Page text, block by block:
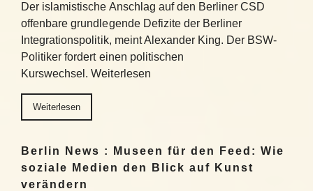
Der islamistische Anschlag auf den Berliner CSD
offenbare grundlegende Defizite der Berliner
Integrationspolitik, meint Alexander King. Der BSW-
Politiker fordert einen politischen
Kurswechsel. Weiterlesen
Weiterlesen
Berlin News : Museen für den Feed: Wie
soziale Medien den Blick auf Kunst
verändern